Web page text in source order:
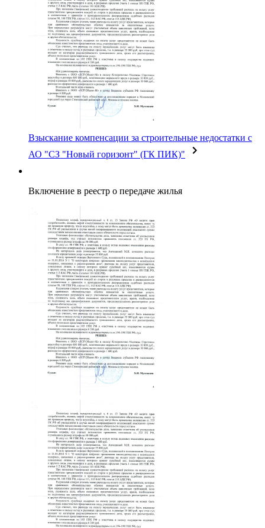
Взыскание компенсации за строительные недостатки с
АО "СЗ "Новый горизонт" (ГК ПИК)"
Включение в реестр о передаче жилья